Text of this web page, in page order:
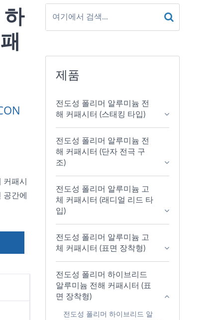
패시
간에
제품
전도성 폴리머 알루미늄 전
해 커패시터 (스태킹 타입)
전도성 폴리머 알루미늄 전
해 커패시터 (단자 전극 구
조)
전도성 폴리머 알루미늄 고
체 커패시터 (래디얼 리드 타
입)
전도성 폴리머 알루미늄 고
체 커패시터 (표면 장착형)
전도성 폴리머 하이브리드
알루미늄 전해 커패시터 (표
면 장착형)
전도성 폴리머 하이브리드 알